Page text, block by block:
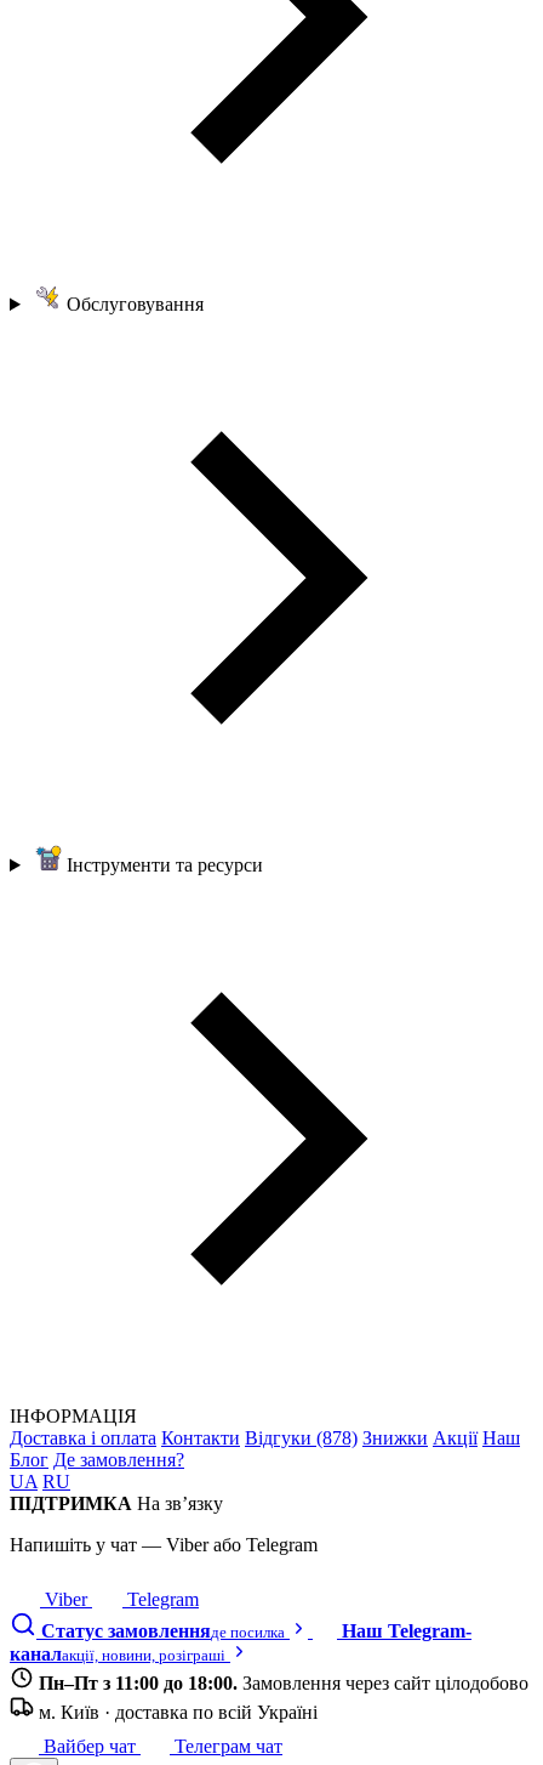
Обслуговування
Інструменти та ресурси
ІНФОРМАЦІЯ
Доставка і оплата Контакти Відгуки (878) Знижки Акції Наш
Блог Де замовлення?
UA RU
ПІДТРИМКА На зв’язку
Напишіть у чат — Viber або Telegram
Viber
Telegram
Статус замовленняде посилка
Наш Telegram-
каналакції, новини, розіграші
Пн–Пт з 11:00 до 18:00. Замовлення через сайт цілодобово
м. Київ · доставка по всій Україні
Вайбер чат
Телеграм чат